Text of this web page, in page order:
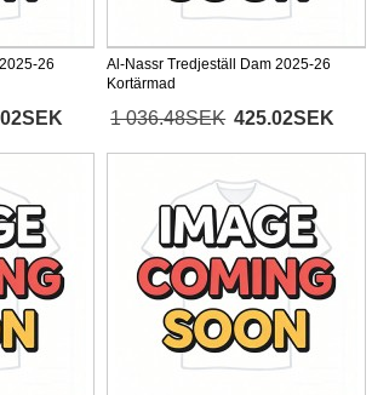
26
Al-Nassr Tredjeställ Dam 2025-26
Kortärmad
1 036.48SEK 425.02SEK